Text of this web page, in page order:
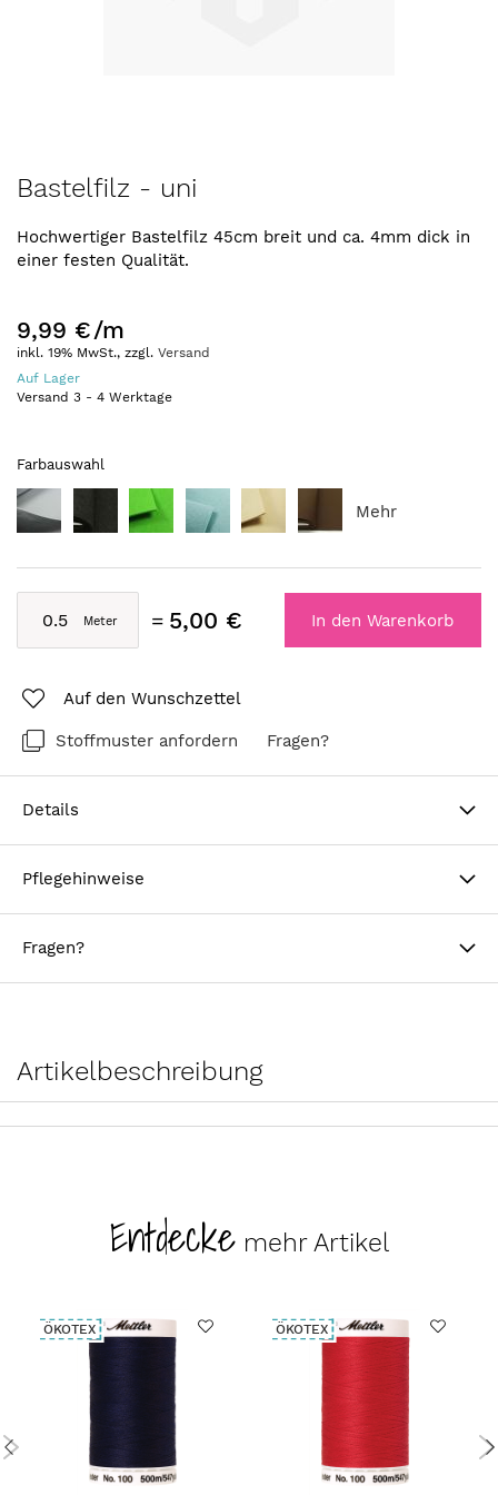
Anfang
Bildergalerie
springen
Bastelfilz - uni
Hochwertiger Bastelfilz 45cm breit und ca. 4mm dick in
einer festen Qualität.
9,99 €/m
inkl. 19% MwSt., zzgl. Versand
Auf Lager
Versand 3 - 4 Werktage
Farbauswahl
Mehr
5,00 € In den Warenkorb
Auf den Wunschzettel
Stoffmuster anfordern Fragen?
Details
Pflegehinweise
Fragen?
Artikelbeschreibung
Entdeckemehr Artikel
ÖKOTEX ÖKOTEX